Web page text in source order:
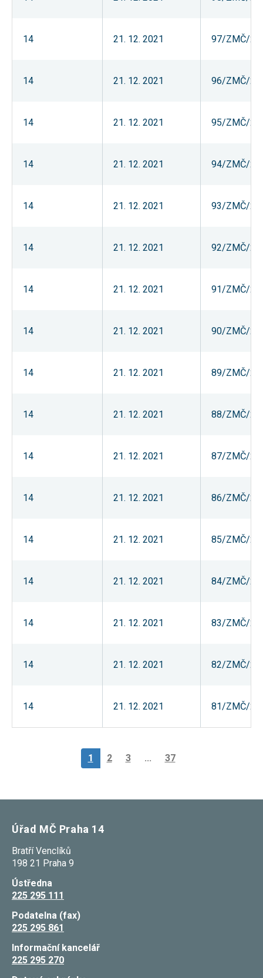
14 21. 12. 2021 97/ZMČ/
14 21. 12. 2021 96/ZMČ/
14 21. 12. 2021 95/ZMČ/
14 21. 12. 2021 94/ZMČ/
14 21. 12. 2021 93/ZMČ/
14 21. 12. 2021 92/ZMČ/
14 21. 12. 2021 91/ZMČ/
14 21. 12. 2021 90/ZMČ/
14 21. 12. 2021 89/ZMČ/
14 21. 12. 2021 88/ZMČ/
14 21. 12. 2021 87/ZMČ/
14 21. 12. 2021 86/ZMČ/
14 21. 12. 2021 85/ZMČ/
14 21. 12. 2021 84/ZMČ/
14 21. 12. 2021 83/ZMČ/
14 21. 12. 2021 82/ZMČ/
14 21. 12. 2021 81/ZMČ/
1 2 3 ... 37
Úřad MČ Praha 14
Bratří Venclíků
198 21 Praha 9
Ústředna
225 295 111
Podatelna (fax)
225 295 861
Informační kancelář
225 295 270